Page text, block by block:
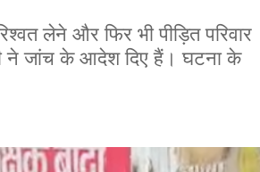
लेने और फिर भी पीड़ित परिवार
ने जांच के आदेश दिए हैं। घटना के